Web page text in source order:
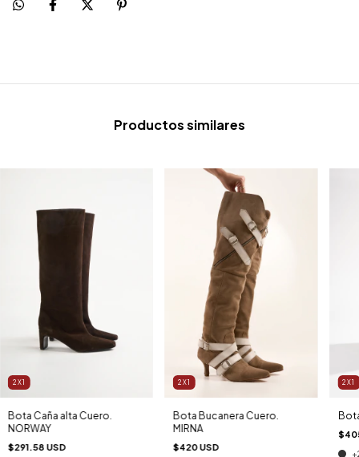
Productos similares
2X1
Bota Caña alta Cuero.
NORWAY
$291.58 USD
2X1
Bota Bucanera Cuero.
MIRNA
$420 USD
2X1